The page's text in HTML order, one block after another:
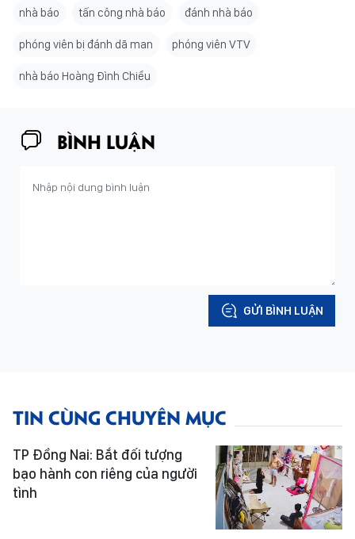
nhà báo tấn công nhà báo đánh nhà báo
phóng viên bị đánh dã man phóng viên VTV
nhà báo Hoàng Đình Chiểu
BÌNH LUẬN
GỬI BÌNH LUẬN
TIN CÙNG CHUYÊN MỤC
TP Đồng Nai: Bắt đối tượng
bạo hành con riêng của người
tình